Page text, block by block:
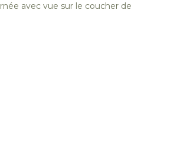
avec vue sur le coucher de